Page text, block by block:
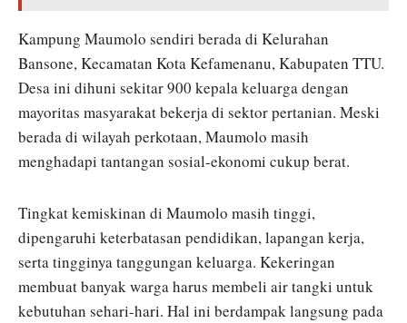
Kampung Maumolo sendiri berada di Kelurahan
Bansone, Kecamatan Kota Kefamenanu, Kabupaten TTU.
Desa ini dihuni sekitar 900 kepala keluarga dengan
mayoritas masyarakat bekerja di sektor pertanian. Meski
berada di wilayah perkotaan, Maumolo masih
menghadapi tantangan sosial-ekonomi cukup berat.
Tingkat kemiskinan di Maumolo masih tinggi,
dipengaruhi keterbatasan pendidikan, lapangan kerja,
serta tingginya tanggungan keluarga. Kekeringan
membuat banyak warga harus membeli air tangki untuk
kebutuhan sehari-hari. Hal ini berdampak langsung pada